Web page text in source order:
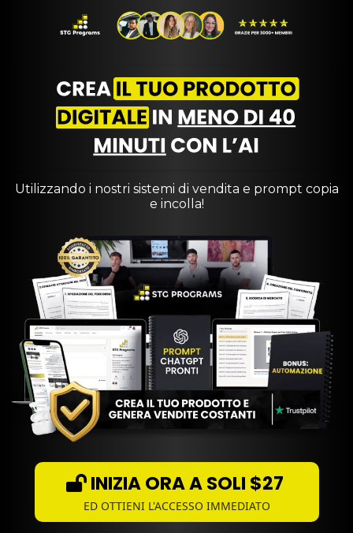
Utilizzando i nostri sistemi di vendita e prompt copia
e incolla!
INIZIA ORA A SOLI $27
ED OTTIENI L'ACCESSO IMMEDIATO